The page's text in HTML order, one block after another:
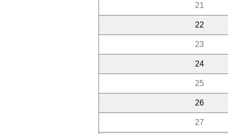
21
22
23
24
25
26
27